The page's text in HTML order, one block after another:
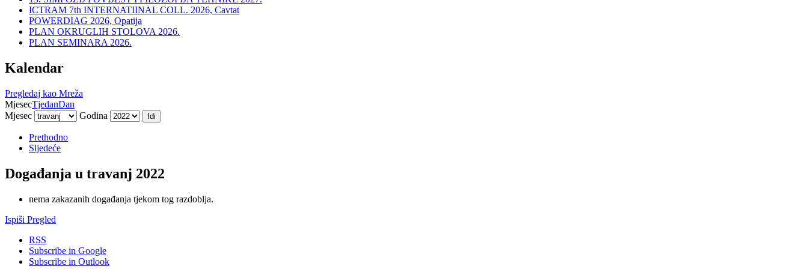
ICTRAM 7th INTERNATIINAL COLL. 2026, Cavtat
POWERDIAG 2026, Opatija
PLAN OKRUGLIH STOLOVA 2026.
PLAN SEMINARA 2026.
Kalendar
Pregledaj kao Mreža
MjesecTjedanDan
Mjesec
Godina
Prethodno
Sljedeće
Događanja u travanj 2022
nema zakazanih događanja tjekom tog razdoblja.
Ispiši Pregled
RSS
Subscribe in Google
Subscribe in Outlook